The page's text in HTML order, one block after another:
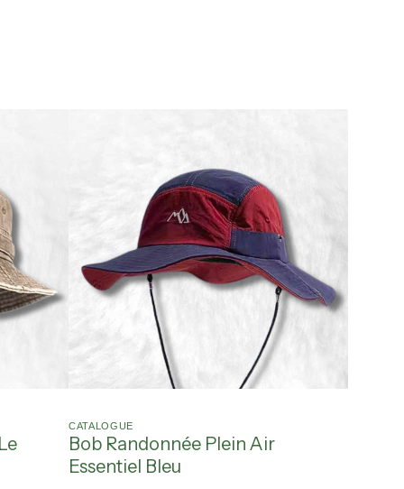
CATALOGUE
Bob Randonnée Plein Air
Essentiel Bleu